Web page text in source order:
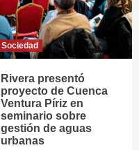
Sociedad
Rivera presentó
proyecto de Cuenca
Ventura Píriz en
seminario sobre
gestión de aguas
urbanas